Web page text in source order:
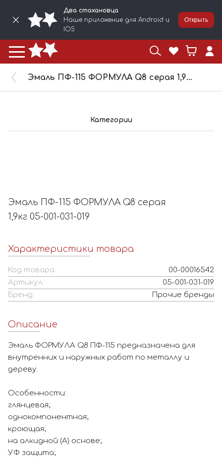
Два стахановца
Наше приложение для Android и
IOS
Открыть
Эмаль ПФ-115 ФОРМУЛА Q8 серая 1,9кг 05-001-031-019
Категории
Эмаль ПФ-115 ФОРМУЛА Q8 серая
1,9кг 05-001-031-019
Характеристики товара
Код товара:
00-00016542
Артикул:
05-001-031-019
Бренд:
Прочие бренды
Описание
Эмаль ФОРМУЛА Q8 ПФ-115 предназначена для
внутренних и наружных работ по металлу и
дереву.
Особенности:
глянцевая;
однокомпонентная;
кроющая;
на алкидной (А) основе;
УФ защита;